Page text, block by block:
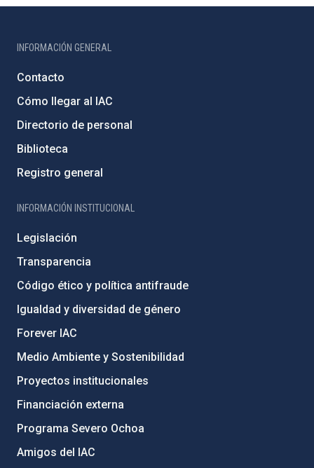
INFORMACIÓN GENERAL
Contacto
Cómo llegar al IAC
Directorio de personal
Biblioteca
Registro general
INFORMACIÓN INSTITUCIONAL
Legislación
Transparencia
Código ético y política antifraude
Igualdad y diversidad de género
Forever IAC
Medio Ambiente y Sostenibilidad
Proyectos institucionales
Financiación externa
Programa Severo Ochoa
Amigos del IAC